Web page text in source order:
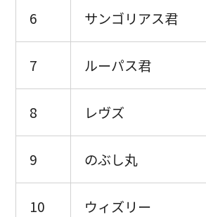
6 サンゴリアス君
7 ルーパス君
8 レヴズ
9 のぶし丸
10 ウィズリー